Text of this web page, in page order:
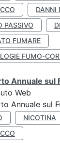
DANNI
PASSIVO
FUMARE
FUMO-
Annuale sul
Web
Annuale sul
NICOTINA